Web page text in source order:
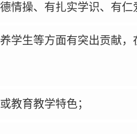
情操、有扎实学识、有仁
学生等方面有突出贡献，
教育教学特色；